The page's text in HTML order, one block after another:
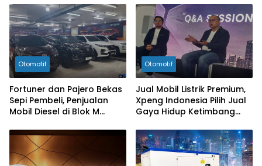
Otomotif
Fortuner dan Pajero Bekas
Sepi Pembeli, Penjualan
Mobil Diesel di Blok M
Otomotif
Jual Mobil Listrik Premium,
Xpeng Indonesia Pilih Jual
Gaya Hidup Ketimbang